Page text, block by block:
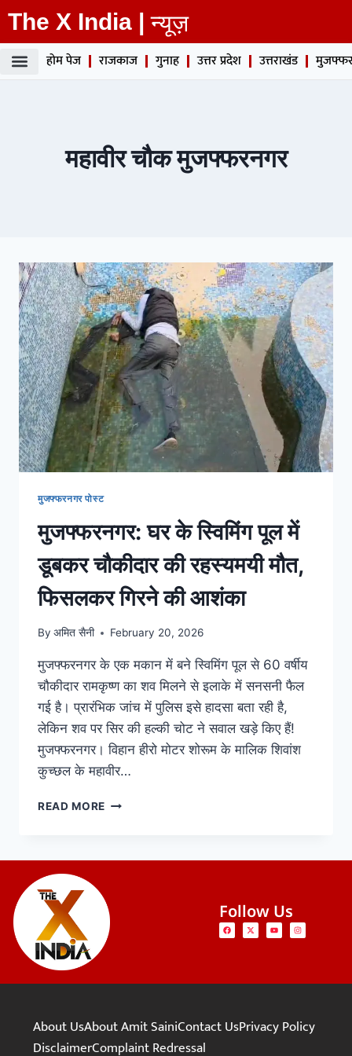
The X India | न्यूज़
होम पेज राजकाज गुनाह उत्तर प्रदेश उत्तराखंड
महावीर चौक मुजफ्फरनगर
मुजफ्फरनगर पोस्ट
मुजफ्फरनगर: घर के स्विमिंग पूल में
डूबकर चौकीदार की रहस्यमयी मौत,
फिसलकर गिरने की आशंका
By अमित सैनी February 20, 2026
मुजफ्फरनगर के एक मकान में बने स्विमिंग पूल से 60 वर्षीय
चौकीदार रामकृष्ण का शव मिलने से इलाके में सनसनी फैल
गई है। प्रारंभिक जांच में पुलिस इसे हादसा बता रही है,
लेकिन शव पर सिर की हल्की चोट ने सवाल खड़े किए हैं!
मुजफ्फरनगर। विहान हीरो मोटर शोरूम के मालिक शिवांश
कुच्छल के महावीर…
READ MORE
Follow Us
About UsAbout Amit SainiContact UsPrivacy Policy
DisclaimerComplaint Redressal